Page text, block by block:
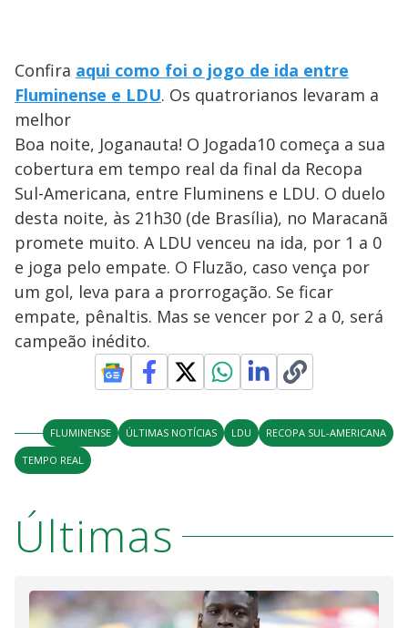
Confira aqui como foi o jogo de ida entre
Fluminense e LDU. Os quatrorianos levaram a
melhor
Boa noite, Joganauta! O Jogada10 começa a sua
cobertura em tempo real da final da Recopa
Sul-Americana, entre Fluminens e LDU. O duelo
desta noite, às 21h30 (de Brasília), no Maracanã
promete muito. A LDU venceu na ida, por 1 a 0
e joga pelo empate. O Fluzão, caso vença por
um gol, leva para a prorrogação. Se ficar
empate, pênaltis. Mas se vencer por 2 a 0, será
campeão inédito.
FLUMINENSE ÚLTIMAS NOTÍCIAS LDU
RECOPA SUL-AMERICANA
TEMPO REAL
Últimas